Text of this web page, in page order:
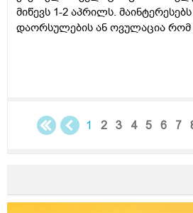
მიწევს 1-2 აპრილს.
დაორსულების ან ოვულაცია
კვებაზე მყავს ბავშვი ხშირდ
1 2 3 4 5 6 7